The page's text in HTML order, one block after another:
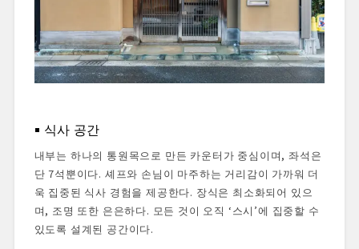
식사 공간
내부는 하나의 통원목으로 만든 카운터가 중심이며, 좌석은
단 7석뿐이다. 셰프와 손님이 마주하는 거리감이 가까워 더
욱 집중된 식사 경험을 제공한다. 장식은 최소화되어 있으
며, 조명 또한 은은하다. 모든 것이 오직 ‘스시’에 집중할 수
있도록 설계된 공간이다.